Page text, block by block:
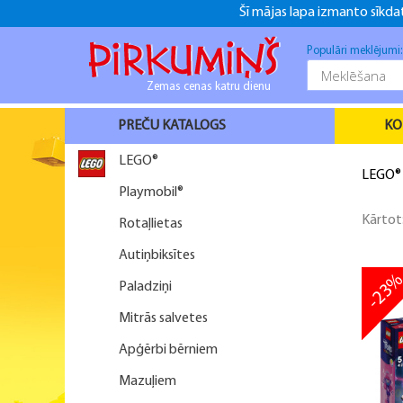
Šī mājas lapa izmanto
+371 26916937
Zemas cenas katru dienu
Populāri meklējumi:
PREČU KATALOGS
LEGO®
Playmobil®
Rotaļlietas
Autiņbiksītes
Paladziņi
Mitrās salvetes
Apģērbi bērniem
Mazuļiem
LEGO®
Kārtot:
-